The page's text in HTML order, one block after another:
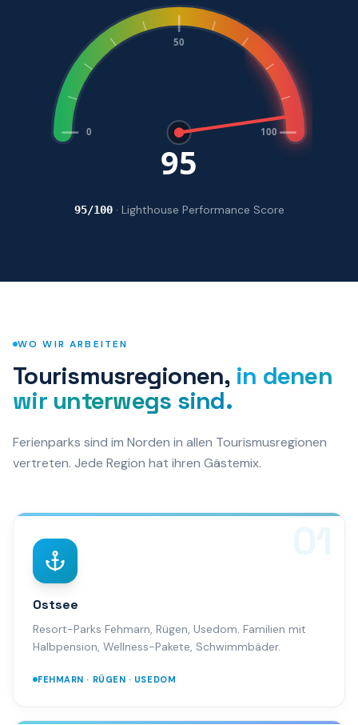
0
50
100
96
96/100· Lighthouse Performance Score
WO WIR ARBEITEN
Tourismusregionen, in denen
wir unterwegs sind.
Ferienparks sind im Norden in allen Tourismusregionen
vertreten. Jede Region hat ihren Gästemix.
Ostsee
Resort-Parks Fehmarn, Rügen, Usedom. Familien mit
Halbpension, Wellness-Pakete, Schwimmbäder.
FEHMARN · RÜGEN · USEDOM